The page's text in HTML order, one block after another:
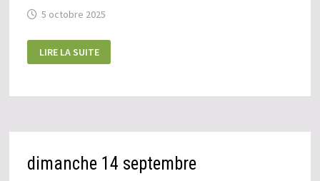
5 octobre 2025
DES
ADHÉRENTS
10
LIRE LA SUITE
dimanche 14 septembre